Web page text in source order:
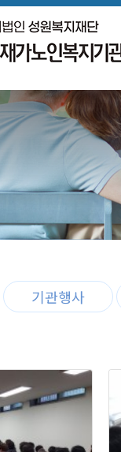
기관행사